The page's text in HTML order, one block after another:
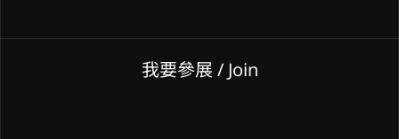
我要參展 / Join